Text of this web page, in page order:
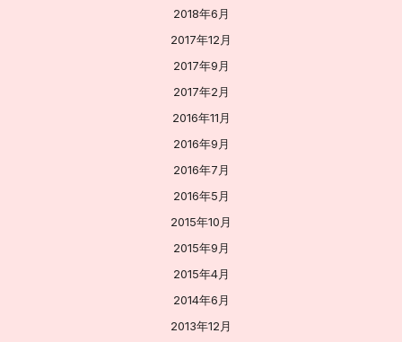
2018年6月
2017年12月
2017年9月
2017年2月
2016年11月
2016年9月
2016年7月
2016年5月
2015年10月
2015年9月
2015年4月
2014年6月
2013年12月